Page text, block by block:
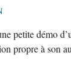
petite démo
propre à son